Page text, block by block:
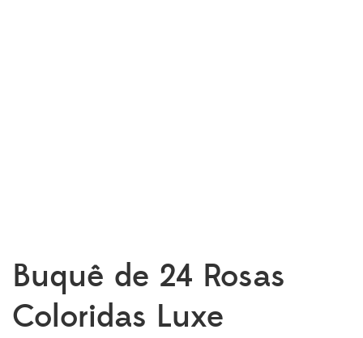
Buquê de 24 Rosas
Coloridas Luxe